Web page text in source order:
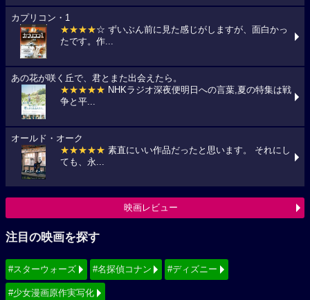
カプリコン・1
★★★★☆ ずいぶん前に見た感じがしますが、面白かっ
たです。作...
あの花が咲く丘で、君とまた出会えたら。
★★★★★ NHKラジオ深夜便明日への言葉,夏の特集は戦
争と平...
オールド・オーク
★★★★★ 素直にいい作品だったと思います。 それにし
ても、永...
映画レビュー
注目の映画を探す
#スターウォーズ #名探偵コナン #ディズニー
#少女漫画原作実写化